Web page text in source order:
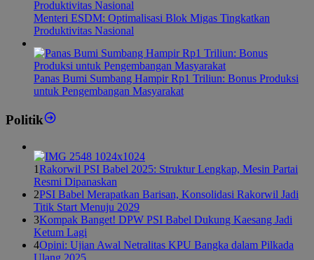
Menteri ESDM: Optimalisasi Blok Migas Tingkatkan
Produktivitas Nasional
Panas Bumi Sumbang Hampir Rp1 Triliun: Bonus Produksi
untuk Pengembangan Masyarakat
Politik
1Rakorwil PSI Babel 2025: Struktur Lengkap, Mesin Partai
Resmi Dipanaskan
2PSI Babel Merapatkan Barisan, Konsolidasi Rakorwil Jadi
Titik Start Menuju 2029
3Kompak Banget! DPW PSI Babel Dukung Kaesang Jadi
Ketum Lagi
4Opini: Ujian Awal Netralitas KPU Bangka dalam Pilkada